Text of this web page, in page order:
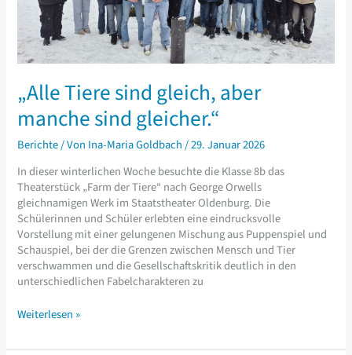
„Alle Tiere sind gleich, aber
manche sind gleicher.“
Berichte/ Von Ina-Maria Goldbach/29. Januar 2026
In dieser winterlichen Woche besuchte die Klasse 8b das
Theaterstück „Farm der Tiere“ nach George Orwells
gleichnamigen Werk im Staatstheater Oldenburg. Die
Schülerinnen und Schüler erlebten eine eindrucksvolle
Vorstellung mit einer gelungenen Mischung aus Puppenspiel und
Schauspiel, bei der die Grenzen zwischen Mensch und Tier
verschwammen und die Gesellschaftskritik deutlich in den
unterschiedlichen Fabelcharakteren zu
„Alle
sind
Weiterlesen »